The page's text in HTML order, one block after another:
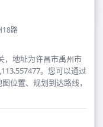
18路
，地址为许昌市禹州市
。您可以通过
位置、规划到达路线，